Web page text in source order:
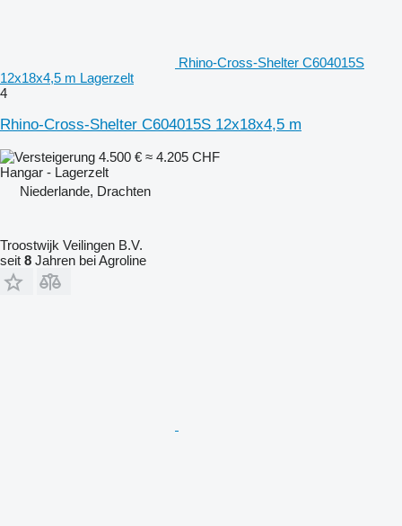
Rhino-Cross-Shelter C604015S
12x18x4,5 m Lagerzelt
4
Rhino-Cross-Shelter C604015S 12x18x4,5 m
4.500 € ≈ 4.205 CHF
Hangar - Lagerzelt
Niederlande, Drachten
Troostwijk Veilingen B.V.
seit 8 Jahren bei Agroline